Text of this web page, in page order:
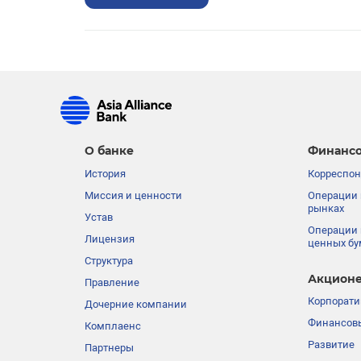
О банке
История
Миссия и ценности
Устав
Лицензия
Структура
Правление
Дочерние компании
Комплаенс
Партнеры
Операции
рынках
Операции
ценных
Развитие